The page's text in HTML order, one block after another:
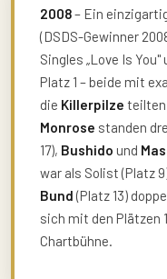
2008– Ein
(DSDS-Gewinner
Singles „Love Is
Platz 1 – beide mit
die Killerpilze teilten
Monrose standen
17), Bushido und
war als Solist (Platz
Bund (Platz 13)
sich mit den Plätzen
Chartbühne.